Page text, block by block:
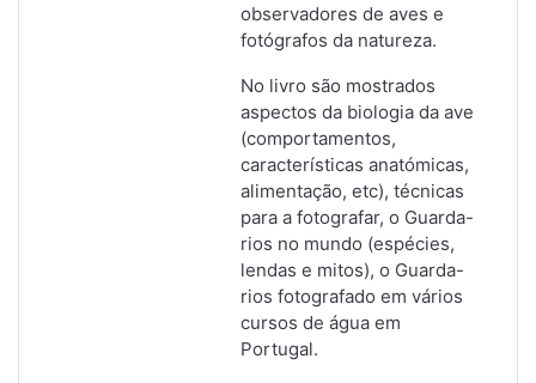
observadores de aves e
fotógrafos da natureza.
No livro são mostrados
aspectos da biologia da ave
(comportamentos,
características anatómicas,
alimentação, etc), técnicas
para a fotografar, o Guarda-
rios no mundo (espécies,
lendas e mitos), o Guarda-
rios fotografado em vários
cursos de água em
Portugal.